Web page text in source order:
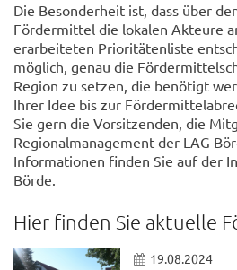
Die Besonderheit ist, dass über
Fördermittel die lokalen Akteure
erarbeiteten Prioritätenliste
möglich, genau die
Region zu setzen, die benötigt
Ihrer Idee bis zur
Sie gern die Vorsitzenden, die
Regionalmanagement der LAG
Informationen finden Sie auf der
Börde.
Hier finden Sie aktuelle
19.08.2024